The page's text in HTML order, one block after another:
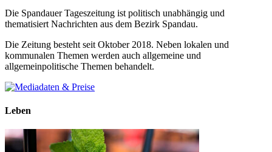
Die Spandauer Tageszeitung ist politisch unabhängig und
thematisiert Nachrichten aus dem Bezirk Spandau.
Die Zeitung besteht seit Oktober 2018. Neben lokalen und
kommunalen Themen werden auch allgemeine und
allgemeinpolitische Themen behandelt.
Leben